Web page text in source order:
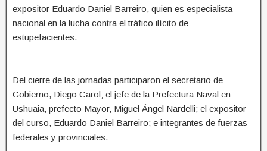
expositor Eduardo Daniel Barreiro, quien es especialista
nacional en la lucha contra el tráfico ilícito de
estupefacientes.
Del cierre de las jornadas participaron el secretario de
Gobierno, Diego Carol; el jefe de la Prefectura Naval en
Ushuaia, prefecto Mayor, Miguel Ángel Nardelli; el expositor
del curso, Eduardo Daniel Barreiro; e integrantes de fuerzas
federales y provinciales.